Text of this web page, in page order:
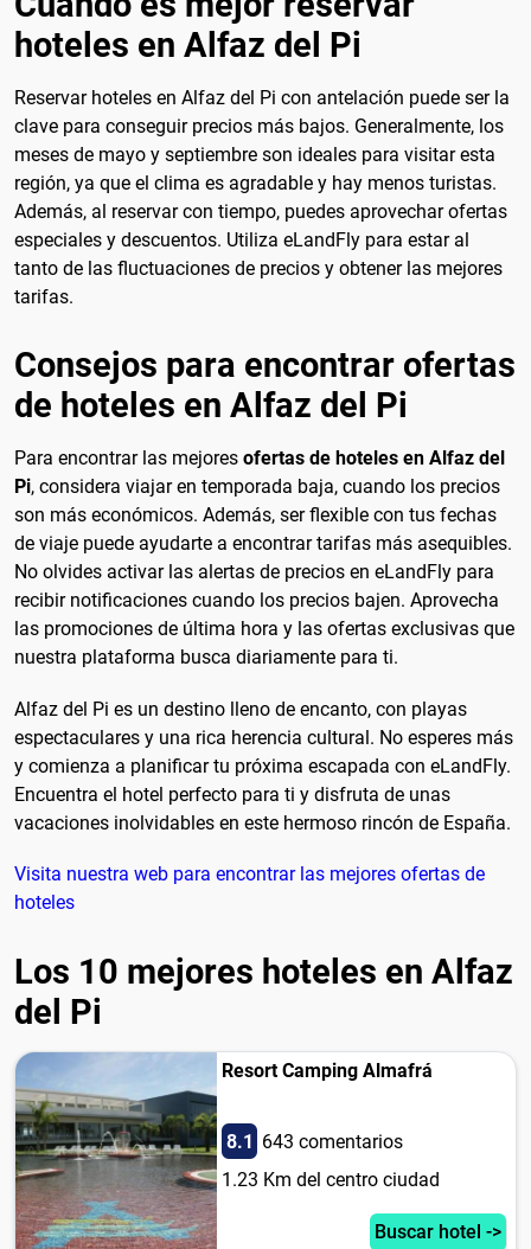
hoteles en Alfaz del Pi
Reservar hoteles en Alfaz del Pi con antelación puede ser la
clave para conseguir precios más bajos. Generalmente, los
meses de mayo y septiembre son ideales para visitar esta
región, ya que el clima es agradable y hay menos turistas.
Además, al reservar con tiempo, puedes aprovechar ofertas
especiales y descuentos. Utiliza eLandFly para estar al
tanto de las fluctuaciones de precios y obtener las mejores
tarifas.
Consejos para encontrar ofertas
de hoteles en Alfaz del Pi
Para encontrar las mejores ofertas de hoteles en Alfaz del
Pi, considera viajar en temporada baja, cuando los precios
son más económicos. Además, ser flexible con tus fechas
de viaje puede ayudarte a encontrar tarifas más asequibles.
No olvides activar las alertas de precios en eLandFly para
recibir notificaciones cuando los precios bajen. Aprovecha
las promociones de última hora y las ofertas exclusivas que
nuestra plataforma busca diariamente para ti.
Alfaz del Pi es un destino lleno de encanto, con playas
espectaculares y una rica herencia cultural. No esperes más
y comienza a planificar tu próxima escapada con eLandFly.
Encuentra el hotel perfecto para ti y disfruta de unas
vacaciones inolvidables en este hermoso rincón de España.
Visita nuestra web para encontrar las mejores ofertas de
hoteles
Los 10 mejores hoteles en Alfaz
del Pi
Resort Camping Almafrá
8.1 643 comentarios
1.23 Km del centro ciudad
Buscar hotel ->